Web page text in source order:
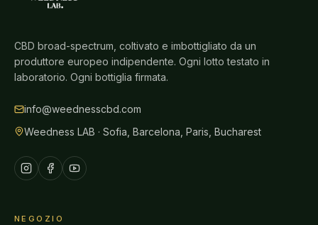
CBD broad-spectrum, coltivato e imbottigliato da un
produttore europeo indipendente. Ogni lotto testato in
laboratorio. Ogni bottiglia firmata.
info@weednesscbd.com
Weedness LAB · Sofia, Barcelona, Paris, Bucharest
NEGOZIO